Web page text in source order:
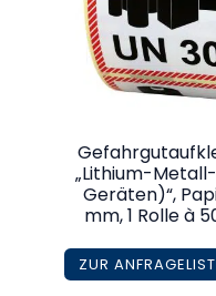
„Lithium-
Geräten)“,
mm, 1 Rolle à
ZUR